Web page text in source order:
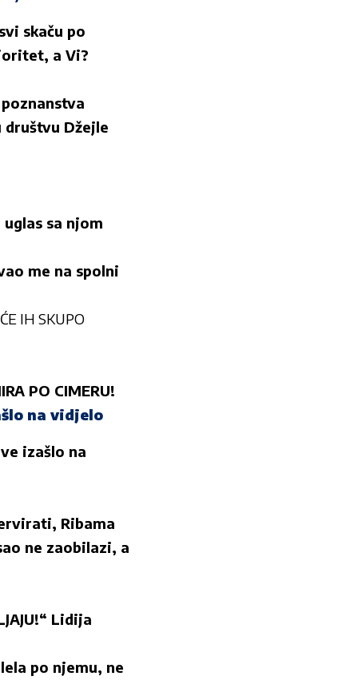
skaču po
a Vi?
društvu Džejle
uglas sa njom
me na spolni
IH SKUPO
PO CIMERU!
na vidjelo
izašlo na
Ribama
ne zaobilazi, a
Lidija
po njemu, ne